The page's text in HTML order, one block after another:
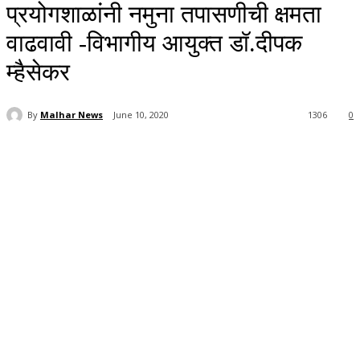
प्रयोगशाळांनी नमुना तपासणीची क्षमता
वाढवावी -विभागीय आयुक्त डॉ.दीपक
म्हैसेकर
By Malhar News June 10, 2020 0
1306